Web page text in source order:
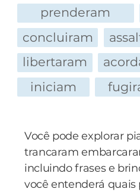
prenderam
concluiram
libertaram
iniciam
Você pode explorar
trancaram
incluindo frases e
você entenderá quais